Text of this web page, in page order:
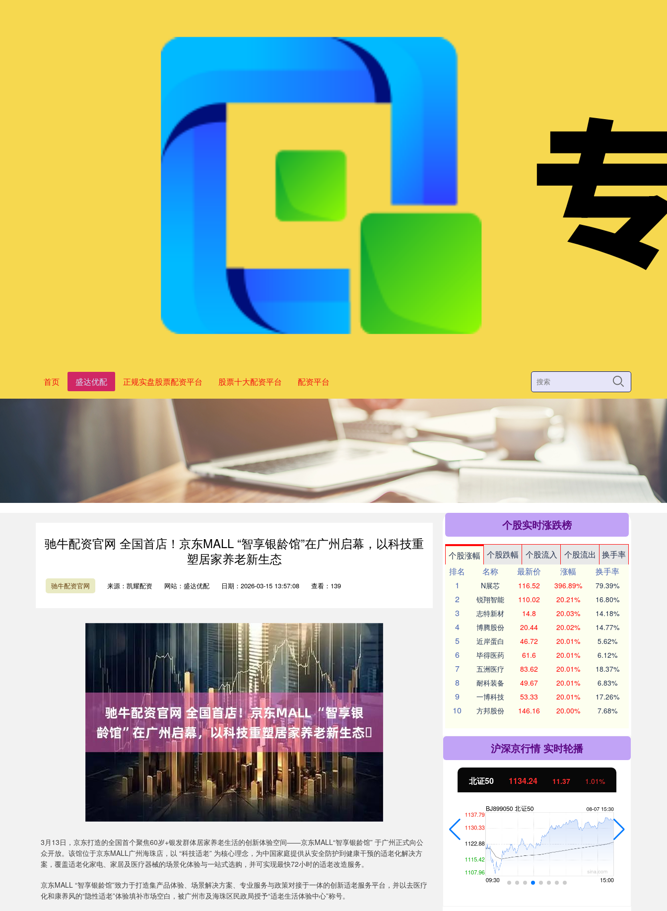
首页 盛达优配 正规实盘股票配资平台 股票十大配资平台 配资平台
驰牛配资官网 全国首店！京东MALL “智享银龄馆”在广州启幕，以科技重
塑居家养老新生态‌
驰牛配资官网 来源：凯耀配资 网站：盛达优配 日期：2026-03-15 13:57:08 查看：139
3月13日，京东打造的全国首个聚焦60岁+银发群体居家养老生活的创新体验空间——‌京东MALL“智享银龄馆”‌ 于广州正式向公
众开放。该馆位于京东MALL广州海珠店，以 ‌“科技适老”‌ 为核心理念，为中国家庭提供从安全防护到健康干预的适老化解决方
案，覆盖适老化家电、家居及医疗器械的场景化体验与一站式选购，并可实现最快72小时的适老改造服务。
京东MALL “智享银龄馆”‌致力于打造集‌产品体验、场景解决方案、专业服务与政策对接‌于一体的创新适老服务平台，并以去医疗
化和康养风的“隐性适老”体验填补市场空白，被广州市及海珠区民政局授予“适老生活体验中心”称号。
个股实时涨跌榜
个股涨幅 个股跌幅 个股流入 个股流出
换手率
排名
名称 最新价 涨幅
换手率
1
N展芯 116.52 396.89% 79.39%
2 锐翔智能 110.02 20.21% 16.80%
3 志特新材 14.8 20.03% 14.18%
4 博腾股份 20.44 20.02% 14.77%
5 近岸蛋白 46.72 20.01% 5.62%
6 毕得医药 61.6 20.01% 6.12%
7 五洲医疗 83.62 20.01% 18.37%
8 耐科装备 49.67 20.01% 6.83%
9 一博科技 53.33 20.01% 17.26%
10 方邦股份 146.16 20.00% 7.68%
沪深京行情 实时轮播
沪深300 4694.44 43.13 0.93% 北证50 1134.24 11.37 创业板指 3563.12 47.56 1.35%